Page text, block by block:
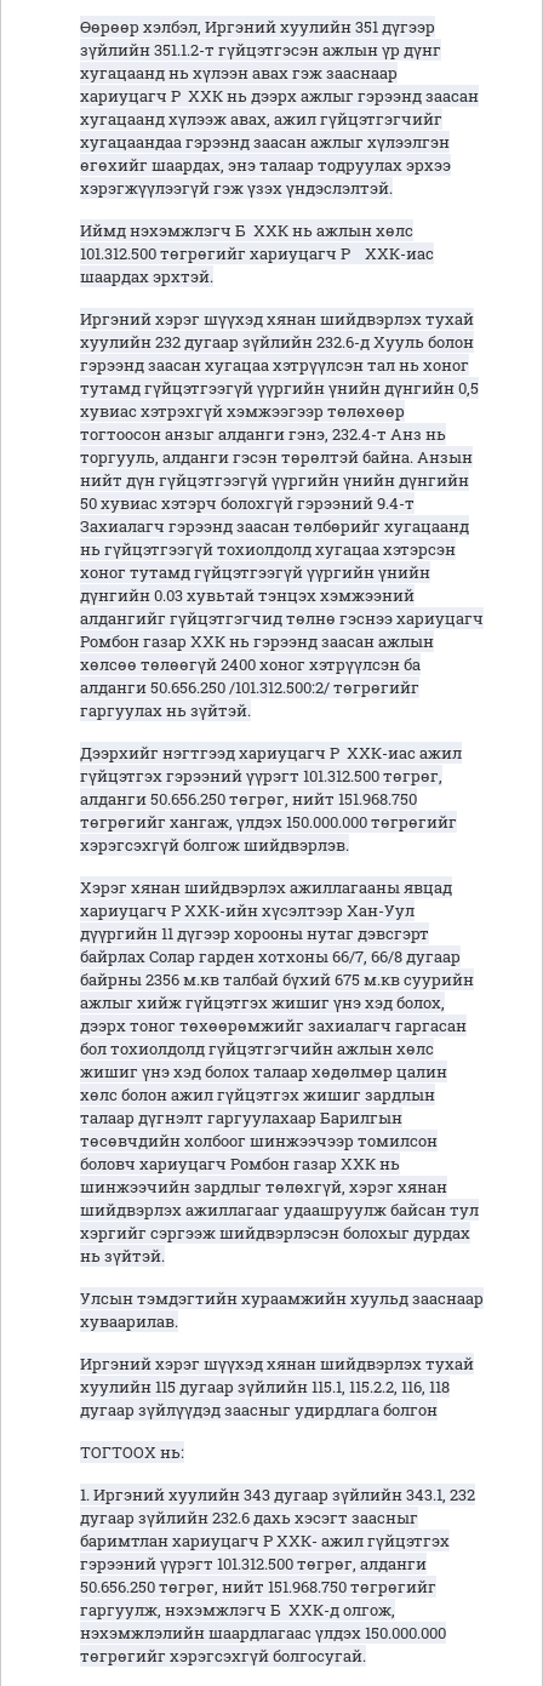
Өөрөөр хэлбэл, Иргэний хуулийн 351 дүгээр
зүйлийн 351.1.2-т гүйцэтгэсэн ажлын үр дүнг
хугацаанд нь хүлээн авах гэж зааснаар
хариуцагч Р ХХК нь дээрх ажлыг гэрээнд заасан
хугацаанд хүлээж авах, ажил гүйцэтгэгчийг
хугацаандаа гэрээнд заасан ажлыг хүлээлгэн
өгөхийг шаардах, энэ талаар тодруулах эрхээ
хэрэгжүүлээгүй гэж үзэх үндэслэлтэй.
Иймд нэхэмжлэгч Б ХХК нь ажлын хөлс
101.312.500 төгрөгийг хариуцагч Р ХХК-иас
шаардах эрхтэй.
Иргэний хэрэг шүүхэд хянан шийдвэрлэх тухай
хуулийн 232 дугаар зүйлийн 232.6-д Хууль болон
гэрээнд заасан хугацаа хэтрүүлсэн тал нь хоног
тутамд гүйцэтгээгүй үүргийн үнийн дүнгийн 0,5
хувиас хэтрэхгүй хэмжээгээр төлөхөөр
тогтоосон анзыг алданги гэнэ, 232.4-т Анз нь
торгууль, алданги гэсэн төрөлтэй байна. Анзын
нийт дүн гүйцэтгээгүй үүргийн үнийн дүнгийн
50 хувиас хэтэрч болохгүй гэрээний 9.4-т
Захиалагч гэрээнд заасан төлбөрийг хугацаанд
нь гүйцэтгээгүй тохиолдолд хугацаа хэтэрсэн
хоног тутамд гүйцэтгээгүй үүргийн үнийн
дүнгийн 0.03 хувьтай тэнцэх хэмжээний
алдангийг гүйцэтгэгчид төлнө гэснээ хариуцагч
Ромбон газар ХХК нь гэрээнд заасан ажлын
хөлсөө төлөөгүй 2400 хоног хэтрүүлсэн ба
алданги 50.656.250 /101.312.500:2/ төгрөгийг
гаргуулах нь зүйтэй.
Дээрхийг нэгтгээд хариуцагч Р ХХК-иас ажил
гүйцэтгэх гэрээний үүрэгт 101.312.500 төгрөг,
алданги 50.656.250 төгрөг, нийт 151.968.750
төгрөгийг хангаж, үлдэх 150.000.000 төгрөгийг
хэрэгсэхгүй болгож шийдвэрлэв.
Хэрэг хянан шийдвэрлэх ажиллагааны явцад
хариуцагч Р ХХК-ийн хүсэлтээр Хан-Уул
дүүргийн 11 дүгээр хорооны нутаг дэвсгэрт
байрлах Солар гарден хотхоны 66/7, 66/8 дугаар
байрны 2356 м.кв талбай бүхий 675 м.кв суурийн
ажлыг хийж гүйцэтгэх жишиг үнэ хэд болох,
дээрх тоног төхөөрөмжийг захиалагч гаргасан
бол тохиолдолд гүйцэтгэгчийн ажлын хөлс
жишиг үнэ хэд болох талаар хөдөлмөр цалин
хөлс болон ажил гүйцэтгэх жишиг зардлын
талаар дүгнэлт гаргуулахаар Барилгын
төсөвчдийн холбоог шинжээчээр томилсон
боловч хариуцагч Ромбон газар ХХК нь
шинжээчийн зардлыг төлөхгүй, хэрэг хянан
шийдвэрлэх ажиллагааг удаашруулж байсан тул
хэргийг сэргээж шийдвэрлэсэн болохыг дурдах
нь зүйтэй.
Улсын тэмдэгтийн хураамжийн хуульд зааснаар
хуваарилав.
Иргэний хэрэг шүүхэд хянан шийдвэрлэх тухай
хуулийн 115 дугаар зүйлийн 115.1, 115.2.2, 116, 118
дугаар зүйлүүдэд заасныг удирдлага болгон
ТОГТООХ нь:
1. Иргэний хуулийн 343 дугаар зүйлийн 343.1, 232
дугаар зүйлийн 232.6 дахь хэсэгт заасныг
баримтлан хариуцагч Р ХХК- ажил гүйцэтгэх
гэрээний үүрэгт 101.312.500 төгрөг, алданги
50.656.250 төгрөг, нийт 151.968.750 төгрөгийг
гаргуулж, нэхэмжлэгч Б ХХК-д олгож,
нэхэмжлэлийн шаардлагаас үлдэх 150.000.000
төгрөгийг хэрэгсэхгүй болгосугай.